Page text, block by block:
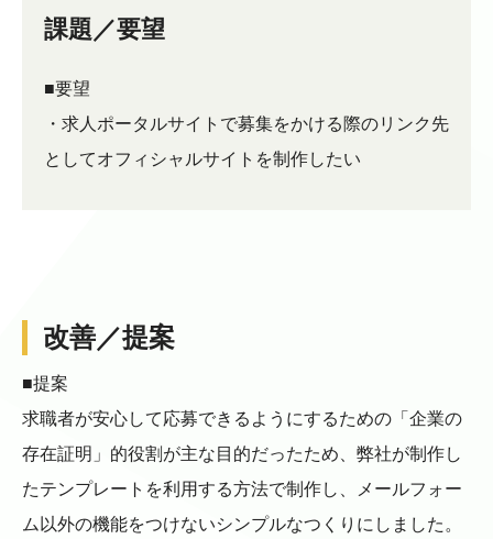
課題／要望
■要望
・求人ポータルサイトで募集をかける際のリンク先
としてオフィシャルサイトを制作したい
改善／提案
■提案
求職者が安心して応募できるようにするための「企業の
存在証明」的役割が主な目的だったため、弊社が制作し
たテンプレートを利用する方法で制作し、メールフォー
ム以外の機能をつけないシンプルなつくりにしました。